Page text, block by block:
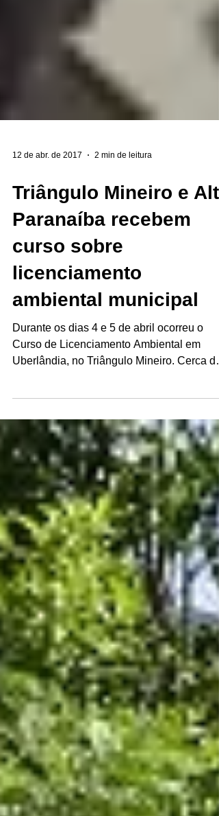
12 de abr. de 2017 2 min de leitura
Triângulo Mineiro e
Paranaíba recebem
curso sobre
licenciamento
ambiental municipal
Durante os dias 4 e 5 de abril ocorreu o